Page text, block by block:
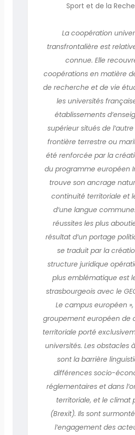
Sport et de la
La coopération
transfrontalière est
connue. Elle
coopérations en matière
de recherche et de vie
les universités
établissements
supérieur situés de
frontière terrestre ou
été renforcée par la
du programme européen
trouve son ancrage
continuité territoriale et
d’une langue
réussites les plus
résultat d’un portage
se traduit par la
structure juridique
plus emblématique est
strasbourgeois avec le
Le campus européen
groupement européen de
territoriale porté
universités. Les obstacles
sont la barrière
différences socio-
réglementaires et dans
territoriale, et le climat
(Brexit). Ils sont
l’engagement des